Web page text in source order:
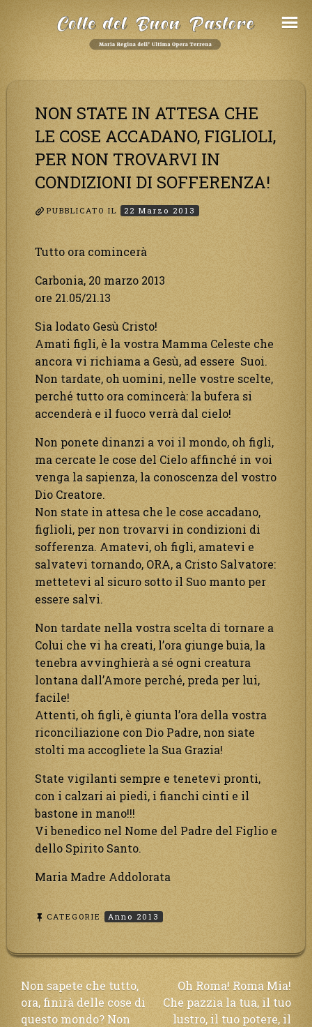
NON STATE IN ATTESA CHE
LE COSE ACCADANO, FIGLIOLI,
PER NON TROVARVI IN
CONDIZIONI DI SOFFERENZA!
PUBBLICATO IL 22 Marzo 2013
Tutto ora comincerà
Carbonia, 20 marzo 2013
ore 21.05/21.13
Sia lodato Gesù Cristo!
Amati figli, è la vostra Mamma Celeste che
ancora vi richiama a Gesù, ad essere Suoi.
Non tardate, oh uomini, nelle vostre scelte,
perché tutto ora comincerà: la bufera si
accenderà e il fuoco verrà dal cielo!
Non ponete dinanzi a voi il mondo, oh figli,
ma cercate le cose del Cielo affinché in voi
venga la sapienza, la conoscenza del vostro
Dio Creatore.
Non state in attesa che le cose accadano,
figlioli, per non trovarvi in condizioni di
sofferenza. Amatevi, oh figli, amatevi e
salvatevi tornando, ORA, a Cristo Salvatore:
mettetevi al sicuro sotto il Suo manto per
essere salvi.
Non tardate nella vostra scelta di tornare a
Colui che vi ha creati, l’ora giunge buia, la
tenebra avvinghierà a sé ogni creatura
lontana dall’Amore perché, preda per lui,
facile!
Attenti, oh figli, è giunta l’ora della vostra
riconciliazione con Dio Padre, non siate
stolti ma accogliete la Sua Grazia!
State vigilanti sempre e tenetevi pronti,
con i calzari ai piedi, i fianchi cinti e il
bastone in mano!!!
Vi benedico nel Nome del Padre del Figlio e
dello Spirito Santo.
Maria Madre Addolorata
CATEGORIE Anno 2013
Navigazione
articoli
Non sapete che tutto,
ora, finirà delle cose di
questo mondo? Non
Oh Roma! Roma Mia!
Che pazzia la tua, il tuo
lustro, il tuo potere, il